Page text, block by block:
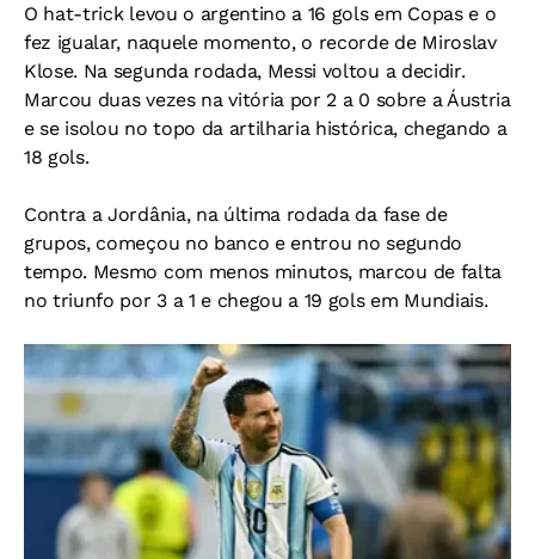
O hat-trick levou o argentino a 16 gols em Copas e o
fez igualar, naquele momento, o recorde de Miroslav
Klose. Na segunda rodada, Messi voltou a decidir.
Marcou duas vezes na vitória por 2 a 0 sobre a Áustria
e se isolou no topo da artilharia histórica, chegando a
18 gols.
Contra a Jordânia, na última rodada da fase de
grupos, começou no banco e entrou no segundo
tempo. Mesmo com menos minutos, marcou de falta
no triunfo por 3 a 1 e chegou a 19 gols em Mundiais.